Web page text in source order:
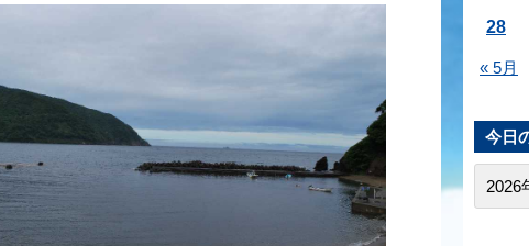
« 5月
28
今日